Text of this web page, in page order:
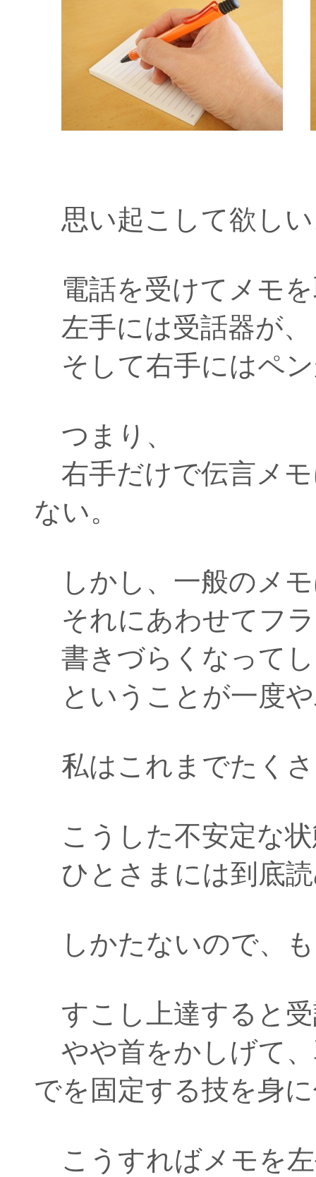
思い起こして欲し
電話を受けてメモ
左手には受話器が、
そして右手にはペ
つまり、
右手だけで伝言メ
ない。
しかし、一般のメ
それにあわせてフ
書きづらくなって
ということが一度
私はこれまでたく
こうした不安定な
ひとさまには到底
しかたないので、
すこし上達すると
やや首をかしげて
でを固定する技を身
こうすればメモを